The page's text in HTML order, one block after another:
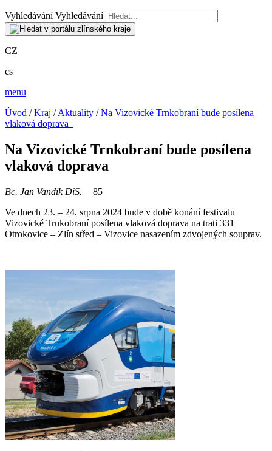
Vyhledávání Vyhledávání
CZ
cs
menu
Úvod /Kraj /Aktuality /Na Vizovické Trnkobraní bude posílena
vlaková doprava
Na Vizovické Trnkobraní bude posílena
vlaková doprava
Bc. Jan Vandík DiS.
85
Ve dnech 23. – 24. srpna 2024 bude v době konání festivalu
Vizovické Trnkobraní posílena vlaková doprava na trati 331
Otrokovice – Zlín střed – Vizovice nasazením zdvojených souprav.